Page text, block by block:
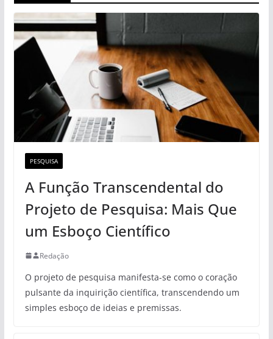
PESQUISA
A Função Transcendental do
Projeto de Pesquisa: Mais Que
um Esboço Científico
Redação
O projeto de pesquisa manifesta-se como o coração
pulsante da inquirição científica, transcendendo um
simples esboço de ideias e premissas.